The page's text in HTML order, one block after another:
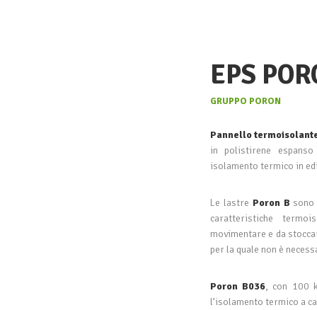
EPS
GRUPPO PORON
Pannello
in polistirene
isolamento termico in
Le lastre Poron B
caratteristiche
movimentare e da
per la quale non è
Poron B036, con 100
l’isolamento termico a